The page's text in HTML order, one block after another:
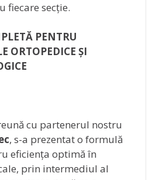
fiecare secție.
PENTRU
ORTOPEDICE ȘI
cu partenerul nostru
, s-a prezentat o formulă
eficiența optimă în
prin intermediul al